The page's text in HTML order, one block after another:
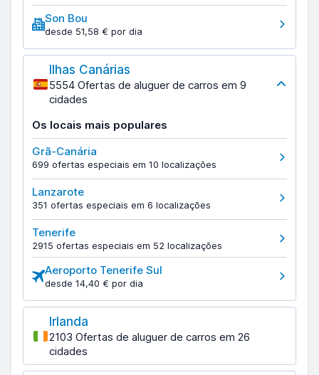
Son Bou
desde 51,58 € por dia
Ilhas Canárias
5554 Ofertas de aluguer de carros em 9
cidades
Os locais mais populares
Grã-Canária
699 ofertas especiais em 10 localizações
Lanzarote
351 ofertas especiais em 6 localizações
Tenerife
2915 ofertas especiais em 52 localizações
Aeroporto Tenerife Sul
desde 14,40 € por dia
Irlanda
2103 Ofertas de aluguer de carros em 26
cidades